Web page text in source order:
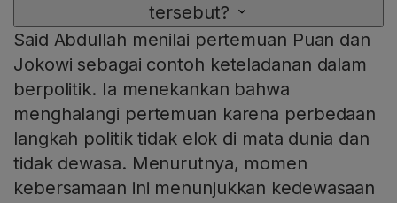
tersebut?
Said Abdullah menilai pertemuan Puan dan
Jokowi sebagai contoh keteladanan dalam
berpolitik. Ia menekankan bahwa
menghalangi pertemuan karena perbedaan
langkah politik tidak elok di mata dunia dan
tidak dewasa. Menurutnya, momen
kebersamaan ini menunjukkan kedewasaan